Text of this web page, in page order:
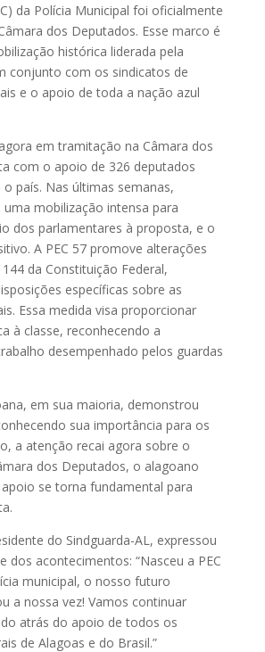
da Polícia Municipal foi oficialmente
dos Deputados. Esse marco é
histórica liderada pela
conjunto com os sindicatos de
e o apoio de toda a nação azul
em tramitação na Câmara dos
com o apoio de 326 deputados
país. Nas últimas semanas,
mobilização intensa para
dos parlamentares à proposta, e o
A PEC 57 promove alterações
da Constituição Federal,
específicas sobre as
Essa medida visa proporcionar
à classe, reconhecendo a
desempenhado pelos guardas
em sua maioria, demonstrou
sua importância para os
a atenção recai agora sobre o
dos Deputados, o alagoano
se torna fundamental para
do Sindguarda-AL, expressou
dos acontecimentos: “Nasceu a PEC
municipal, o nosso futuro
a nossa vez! Vamos continuar
atrás do apoio de todos os
de Alagoas e do Brasil.”